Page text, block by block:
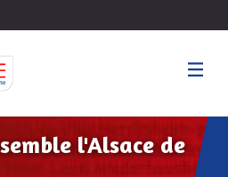
l'Alsace de